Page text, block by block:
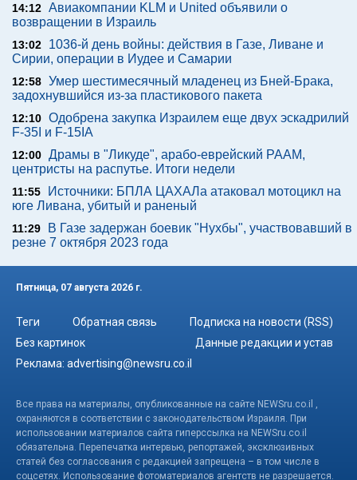
14:12 Авиакомпании KLM и United объявили о
возвращении в Израиль
13:02
1036-й день войны: действия в Газе, Ливане и
Сирии, операции в Иудее и Самарии
12:58 Умер шестимесячный младенец из Бней-Брака,
задохнувшийся из-за пластикового пакета
12:10 Одобрена закупка Израилем еще двух эскадрилий
F-35I и F-15IA
12:00 Драмы в "Ликуде", арабо-еврейский РААМ,
центристы на распутье. Итоги недели
11:55
Источники: БПЛА ЦАХАЛа атаковал мотоцикл на
юге Ливана, убитый и раненый
11:29
В Газе задержан боевик "Нухбы", участвовавший в
резне 7 октября 2023 года
Пятница, 07 августа 2026 г.
Теги Обратная связь
Подписка на новости (RSS)
Без картинок
Данные редакции и устав
Реклама: advertising@newsru.co.il
Все права на материалы, опубликованные на сайте NEWSru.co.il ,
охраняются в соответствии с законодательством Израиля. При
использовании материалов сайта гиперссылка на NEWSru.co.il
обязательна. Перепечатка интервью, репортажей, эксклюзивных
статей без согласования с редакцией запрещена – в том числе в
соцсетях. Использование фотоматериалов агентств не разрешается.